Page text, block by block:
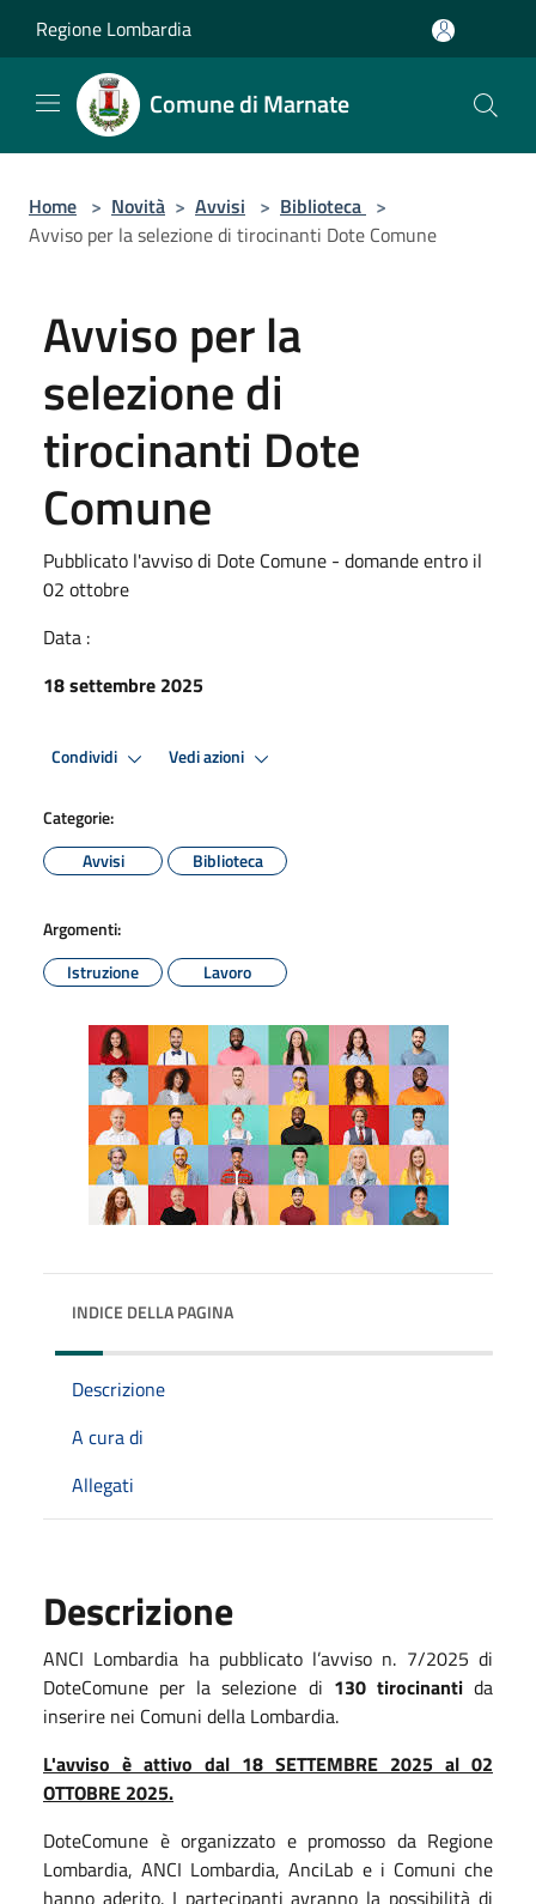
Regione Lombardia
Comune di Marnate
Home > Novità > Avvisi > Biblioteca >
Avviso per la selezione di tirocinanti Dote Comune
Avviso per la
selezione di
tirocinanti Dote
Comune
Pubblicato l'avviso di Dote Comune - domande entro il
02 ottobre
Data :
18 settembre 2025
Condividi Vedi azioni
Categorie:
Avvisi
Biblioteca
Argomenti:
Istruzione
Lavoro
INDICE DELLA PAGINA
Descrizione
A cura di
Allegati
Descrizione
ANCI Lombardia ha pubblicato l’avviso n. 7/2025 di
DoteComune per la selezione di 130 tirocinantida
inserire nei Comuni della Lombardia.
L'avviso è attivo dal 18 SETTEMBRE 2025 al 02
OTTOBRE 2025.
DoteComune è organizzato e promosso da Regione
Lombardia, ANCI Lombardia, AnciLab e i Comuni che
hanno aderito. I partecipanti avranno la possibilità di